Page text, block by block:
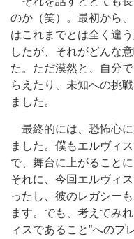
のか（笑）。最初から
はこれまでとは全く違
したが、それがどんな
た。ただ漠然と、自分
らえたり、未知への挑
ました。
最終的には、恐怖心に
ました。僕もエルヴィ
で、舞台に上がること
それに、今回エルヴィ
ったし、彼のレガシー
ます。でも、考えてみ
ィスであること”へのプ